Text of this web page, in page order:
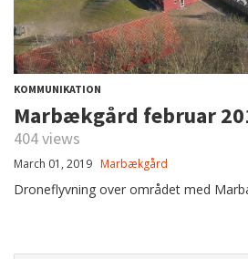
KOMMUNIKATION
Marbækgård februar
404 views
March 01, 2019 Marbækgård
Droneflyvning over området med